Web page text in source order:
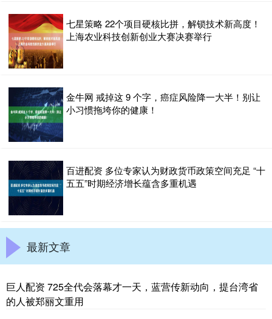
七星策略 22个项目硬核比拼，解锁技术新高度！
上海农业科技创新创业大赛决赛举行
金牛网 戒掉这 9 个字，癌症风险降一大半！别让
小习惯拖垮你的健康！
百进配资 多位专家认为财政货币政策空间充足 “十
五五”时期经济增长蕴含多重机遇
最新文章
巨人配资 725全代会落幕才一天，蓝营传新动向，提台湾省
的人被郑丽文重用